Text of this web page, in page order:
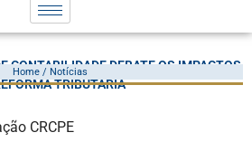
CONTABILIDADE DEBATE OS IMPACTOS
TRIBUTÁRIA
Home / Notícias
CRCPE